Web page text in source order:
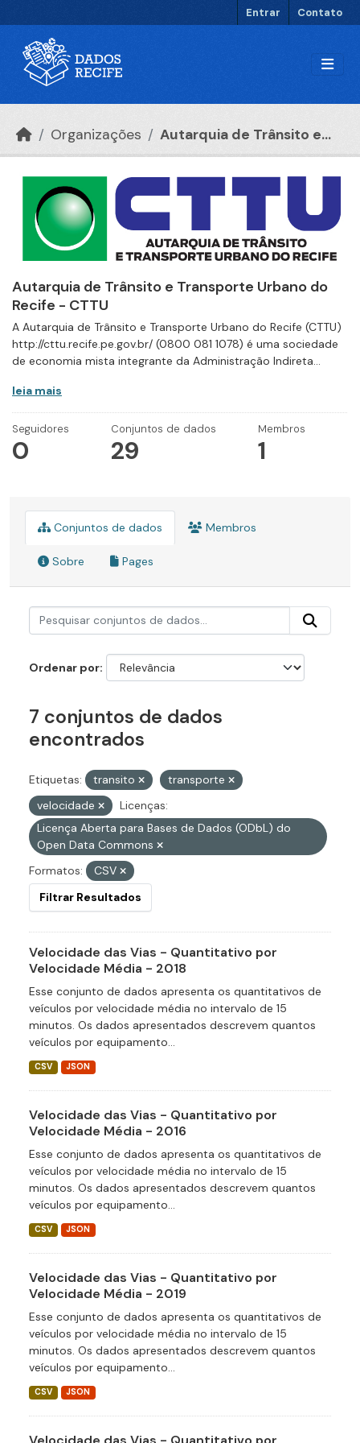
Entrar Contato
Organizações Autarquia de Trânsito e...
Autarquia de Trânsito e Transporte Urbano do
Recife - CTTU
A Autarquia de Trânsito e Transporte Urbano do Recife (CTTU)
http://cttu.recife.pe.gov.br/ (0800 081 1078) é uma sociedade
de economia mista integrante da Administração Indireta...
leia mais
Seguidores
0
Conjuntos de dados
29
Membros
1
Conjuntos de dados Membros
Sobre Pages
Ordenar por
7 conjuntos de dados
encontrados
Etiquetas: transito
transporte
velocidade
Licenças:
Licença Aberta para Bases de Dados (ODbL) do
Open Data Commons
Formatos:
CSV
Filtrar Resultados
Velocidade das Vias - Quantitativo por
Velocidade Média - 2018
Esse conjunto de dados apresenta os quantitativos de
veículos por velocidade média no intervalo de 15
minutos. Os dados apresentados descrevem quantos
veículos por equipamento...
CSV JSON
Velocidade das Vias - Quantitativo por
Velocidade Média - 2016
Esse conjunto de dados apresenta os quantitativos de
veículos por velocidade média no intervalo de 15
minutos. Os dados apresentados descrevem quantos
veículos por equipamento...
CSV JSON
Velocidade das Vias - Quantitativo por
Velocidade Média - 2019
Esse conjunto de dados apresenta os quantitativos de
veículos por velocidade média no intervalo de 15
minutos. Os dados apresentados descrevem quantos
veículos por equipamento...
CSV JSON